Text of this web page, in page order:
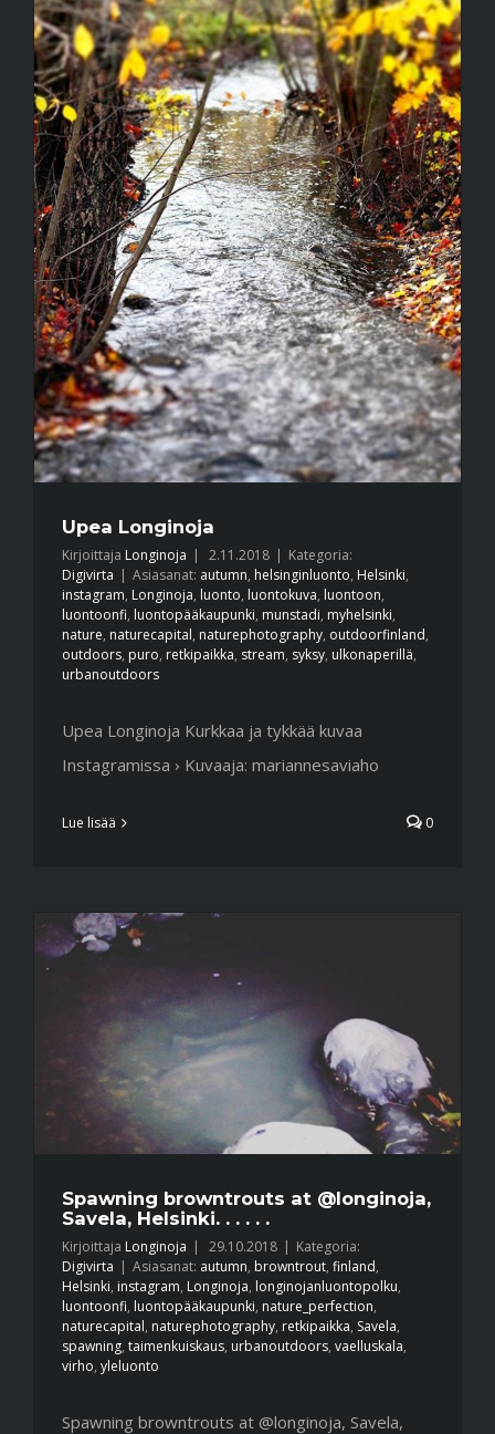
Upea Longinoja
Kirjoittaja Longinoja | 2.11.2018 | Kategoria:
Digivirta | Asiasanat: autumn, helsinginluonto, Helsinki,
instagram, Longinoja, luonto, luontokuva, luontoon,
luontoonfi, luontopääkaupunki, munstadi, myhelsinki,
nature, naturecapital, naturephotography, outdoorfinland,
outdoors, puro, retkipaikka, stream, syksy, ulkonaperillä,
urbanoutdoors
Upea Longinoja Kurkkaa ja tykkää kuvaa
Instagramissa › Kuvaaja: mariannesaviaho
Lue lisää 0
Spawning browntrouts at @longinoja,
Savela, Helsinki. . . . . .
Kirjoittaja Longinoja | 29.10.2018 | Kategoria:
Digivirta | Asiasanat: autumn, browntrout, finland,
Helsinki, instagram, Longinoja, longinojanluontopolku,
luontoonfi, luontopääkaupunki, nature_perfection,
naturecapital, naturephotography, retkipaikka, Savela,
spawning, taimenkuiskaus, urbanoutdoors, vaelluskala,
virho, yleluonto
Spawning browntrouts at @longinoja, Savela,